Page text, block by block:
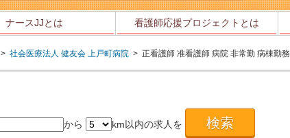
ナースJJとは 看護師応援プロジェクトとは
> 社会医療法人 健友会 上戸町病院 > 正看護師 准看護師 病院 非常勤 病棟勤務
から km以内の求人を